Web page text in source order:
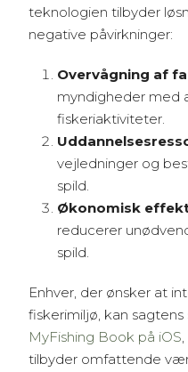
teknologien tilbyder
negative påvirkninger:
Overvågning af
myndigheder med
fiskeriaktiviteter.
vejledninger og
spild.
Økonomisk
reducerer
spild.
Enhver, der ønsker at
fiskerimiljø, kan
MyFishing Book på iOS
tilbyder omfattende